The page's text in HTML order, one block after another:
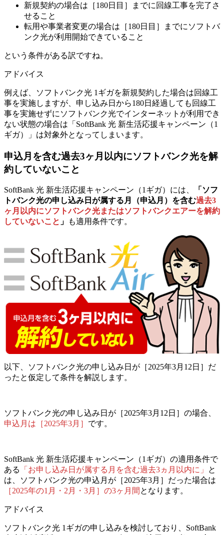
新規契約の場合は［180日目］までに回線工事を完了さ
せること
転用や事業者変更の場合は［180日目］までにソフトバ
ンク光が利用開始できていること
という条件がある訳ですね。
アドバイス
例えば、ソフトバンク光 1ギガを新規契約した場合は回線工
事を実施しますが、申し込み日から180日経過しても回線工
事を実施せずにソフトバンク光でインターネットが利用でき
ない状態の場合は「SoftBank 光 新生活応援キャンペーン（1
ギガ）」は対象外となってしまいます。
申込月を含む過去3ヶ月以内にソフトバンク光を解
約していないこと
SoftBank 光 新生活応援キャンペーン（1ギガ）には、
「ソフ
トバンク光の申し込み日が属する月（申込月）を含む過去3
ヶ月以内にソフトバンク光またはソフトバンクエアーを解約
していないこと 」 も適用条件です。
以下、ソフトバンク光の申し込み日が［2025年3月12日］だ
ったと仮定して条件を解説します。
ソフトバンク光の申し込み日が［2025年3月12日］の場合、
申込月は［2025年3月］ です。
SoftBank 光 新生活応援キャンペーン（1ギガ）の適用条件で
ある
「お申し込み日が属する月を含む過去3ヵ月以内に」
と
は、
ソフトバンク光の申込月が［2025年3月］だった場合は
［2025年の1月・2月・3月］の3ヶ月間 となります。
アドバイス
ソフトバンク光 1ギガの申し込みを検討しており、SoftBank